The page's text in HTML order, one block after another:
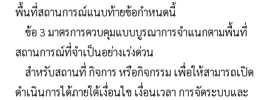
พื้นที่สถานการณ์แนบท้ายข้อกำหนดนี้
ข้อ 3 มาตรการควบคุมแบบบูรณาการจำแนกตามพื้นที่
สถานการณ์ที่จำเป็นอย่างเร่งด่วน
สำหรับสถานที่ กิจการ หรือกิจกรรม เพื่อให้สามารถเปิด
ดำเนินการได้ภายใต้เงื่อนไข เงื่อนเวลา การจัดระบบและ